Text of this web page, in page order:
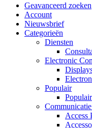
Geavanceerd zoeken
Account
Nieuwsbrief
Categorieën
Diensten
Electronic
Populair
Populair
Access